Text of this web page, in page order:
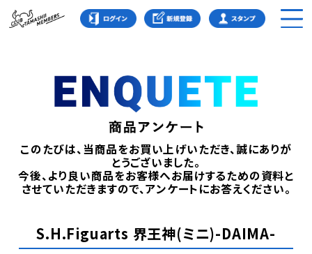
このたびは、当商品をお買い上げいただき、誠にありが
とうございました。
今後、より良い商品をお客様へお届けするための資料と
させていただきますので、アンケートにお答えください。
S.H.Figuarts 界王神(ミニ)-DAIMA-